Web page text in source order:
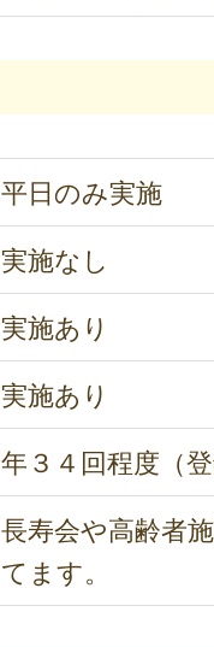
平日のみ実施
実施なし
実施あり
実施あり
年３４回程度（登
長寿会や高齢者
てます。